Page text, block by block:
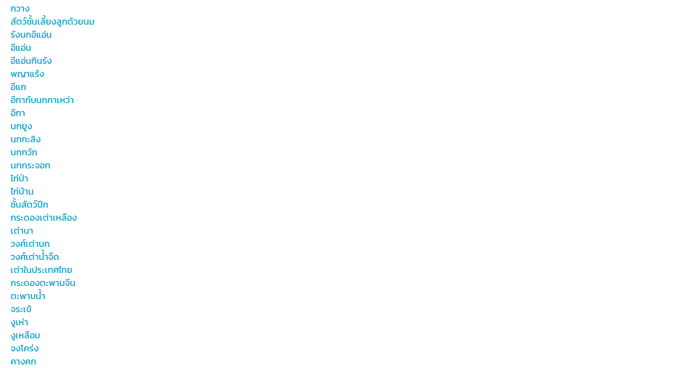
กวาง
สัตว์ชั้นเลี้ยงลูกด้วยนม
รังนกอีแอ่น
อีแอ่น
อีแอ่นกินรัง
พญาแร้ง
อีแก
อีกากับนกกาเหว่า
อีกา
นกยูง
นกกะลิง
นกกวัก
นกกระจอก
ไก่ป่า
ไก่บ้าน
ชั้นสัตว์ปีก
กระดองเต่าเหลือง
เต่านา
วงศ์เต่าบก
วงศ์เต่าน้ำจืด
เต่าในประเทศไทย
กระดองตะพาบจีน
ตะพาบน้ำ
จระเข้
งูเห่า
งูเหลือม
จงโคร่ง
คางคก